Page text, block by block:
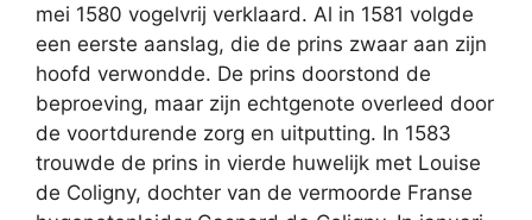
mei 1580 vogelvrij verklaard. Al in 1581 volgde
een eerste aanslag, die de prins zwaar aan zijn
hoofd verwondde. De prins doorstond de
beproeving, maar zijn echtgenote overleed door
de voortdurende zorg en uitputting. In 1583
trouwde de prins in vierde huwelijk met Louise
de Coligny, dochter van de vermoorde Franse